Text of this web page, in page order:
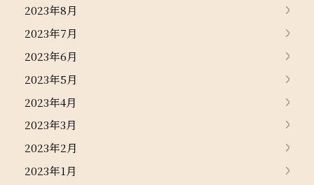
2023年8月
2023年7月
2023年6月
2023年5月
2023年4月
2023年3月
2023年2月
2023年1月